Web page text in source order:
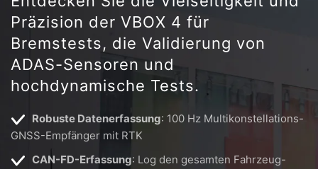
Präzision der VBOX 4 für
Bremstests, die Validierung von
ADAS-Sensoren und
hochdynamische Tests.
Robuste Datenerfassung: 100 Hz Multikonstellations-
GNSS-Empfänger mit RTK
CAN-FD-Erfassung: Log den gesamten Fahrzeug-